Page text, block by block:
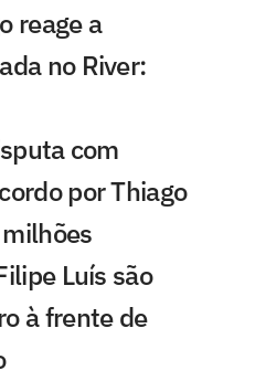
reage a
no River:
com
por Thiago
Luís são
à frente de